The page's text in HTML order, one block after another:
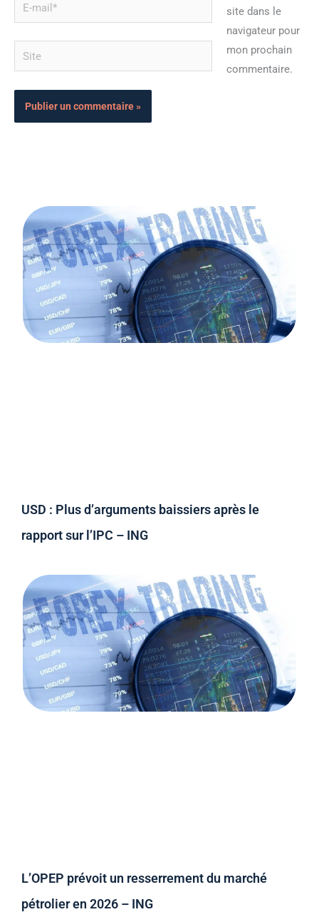
mail*
Site
site dans le
navigateur pour
mon prochain
commentaire.
USD : Plus d’arguments baissiers après le
rapport sur l’IPC – ING
L’OPEP prévoit un resserrement du marché
pétrolier en 2026 – ING